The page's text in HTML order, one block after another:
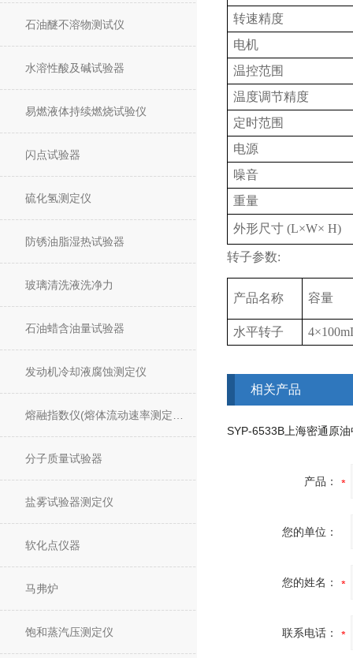
石油醚不溶物测试仪
水溶性酸及碱试验器
易燃液体持续燃烧试验仪
闪点试验器
硫化氢测定仪
防锈油脂湿热试验器
玻璃清洗液洗净力
石油蜡含油量试验器
发动机冷却液腐蚀测定仪
分子质量试验器
盐雾试验器测定仪
软化点仪器
马弗炉
饱和蒸汽压测定仪
转速精度
电机
温控范围
温度调节精度
定时范围
电源
噪音
重量
外形尺寸 (L×W× H)
转子参数:
产品名称 容量
水平转子
相关产品
产品：
您的单位：
您的姓名：
联系电话：